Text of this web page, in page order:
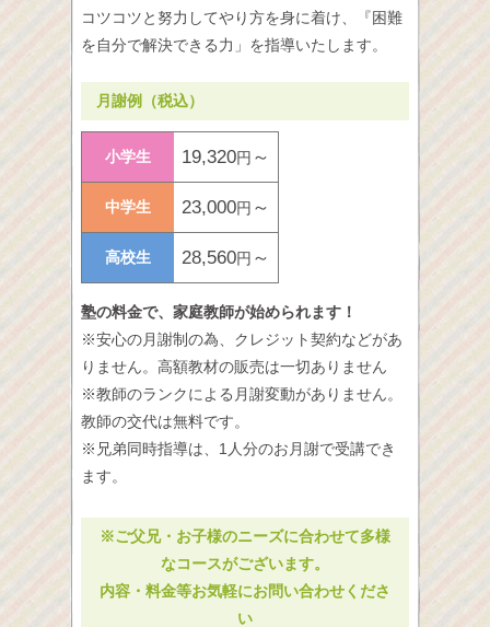
コツコツと努力してやり方を身に着け、『困難
を自分で解決できる力」を指導いたします。
月謝例（税込）
小学生 19,320円 ～
中学生 23,000円 ～
高校生 28,560円 ～
塾の料金で、家庭教師が始められます！
※安心の月謝制の為、クレジット契約などがあ
りません。高額教材の販売は一切ありません
※教師のランクによる月謝変動がありません。
教師の交代は無料です。
※兄弟同時指導は、1人分のお月謝で受講でき
ます。
※ご父兄・お子様のニーズに合わせて多様
なコースがございます。
内容・料金等お気軽にお問い合わせくださ
い